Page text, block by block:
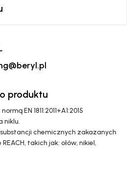
produktu
EN 1811:2011+A1:2015
niklu.
chemicznych zakazanych
takich jak: ołów, nikiel,